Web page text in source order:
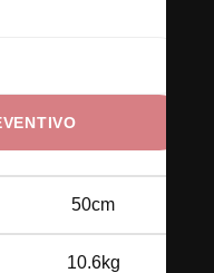
50cm
10.6kg